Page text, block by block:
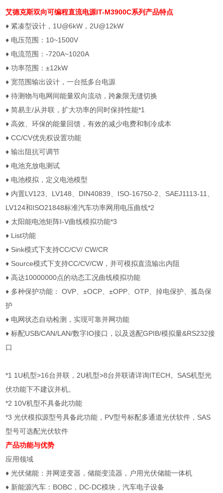
艾德克斯双向可编程直流电源IT-M3900C系列产品特点
♦ 紧凑型设计， 1U@6kW ， 2U@12kW
♦ 电压范围： 10~1500V
♦ 电流范围：-720A~1020A
♦ 功率范围：±12kW
♦ 宽范围输出设计，一台抵多台电源
♦ 待测物与电网间能量双向流动，跨象限无缝切换
♦ 简易主/从并联，扩大功率的同时保持性能*1
♦ 高效、环保的能量回馈，有效的减少电费和制冷成本
♦ CC/CV优先权设置功能
♦ 输出阻抗可调节
♦ 电池充放电测试
♦ 电池模拟，定义电池模型
♦ 内置LV123 LV148 DIN40839 ISO-16750-2 SAEJ1113-11
LV124和ISO21848标准汽车功率网用电压曲线*2
♦ 太阳能电池矩阵I-V曲线模拟功能*3
♦ List功能
♦ Sink模式下支持CC/CV/ CW/CR
♦ Source模式下支持CC/CV/CW ，并可模拟直流输出内阻
♦ 高达10000000点的动态工况曲线模拟功能
♦ 多种保护功能： OVP 、±OCP 、±OPP 、OTP 、掉电保护、孤岛保
护
♦ 电网状态自动检测，实现可靠并网功能
♦ 标配USB/CAN/LAN/数字IO接口，以及选配GPIB/模拟量&RS232接
口
*1 1U机型>16台并联， 2U机型>8台并联请详询ITECH。 SAS机型光
伏功能下不建议并机。
*2 10V机型不具备此功能
*3光伏模拟源型号具备此功能， PV型号标配多通道光伏软件， SAS
型号可选配光伏软件
产品功能与优势
应用领域
♦ 光伏储能：并网逆变器，储能变流器，户用光伏储能一体机
♦ 新能源汽车： BOBC ， DC-DC模块，汽车电子设备